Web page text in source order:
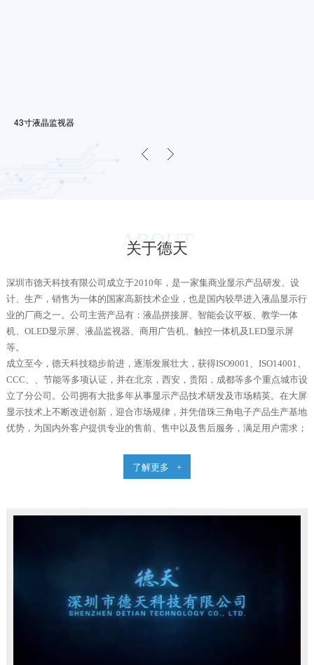
43寸液晶监视器
ABOUT
关于德天
深圳市德天科技有限公司成立于2010年，是一家集商业显示产品研发、设
计、生产，销售为一体的国家高新技术企业，也是国内较早进入液晶显示行
业的厂商之一。公司主营产品有：液晶拼接屏、智能会议平板、教学一体
机、OLED显示屏、液晶监视器、商用广告机、触控一体机及LED显示屏
等。
成立至今，德天科技稳步前进，逐渐发展壮大，获得ISO9001、ISO14001、
CCC、、节能等多项认证，并在北京，西安，贵阳，成都等多个重点城市设
立了分公司。公司拥有大批多年从事显示产品技术研发及市场精英。在大屏
显示技术上不断改进创新，迎合市场规律，并凭借珠三角电子产品生产基地
优势，为国内外客户提供专业的售前、售中以及售后服务，满足用户需求；
了解更多 +